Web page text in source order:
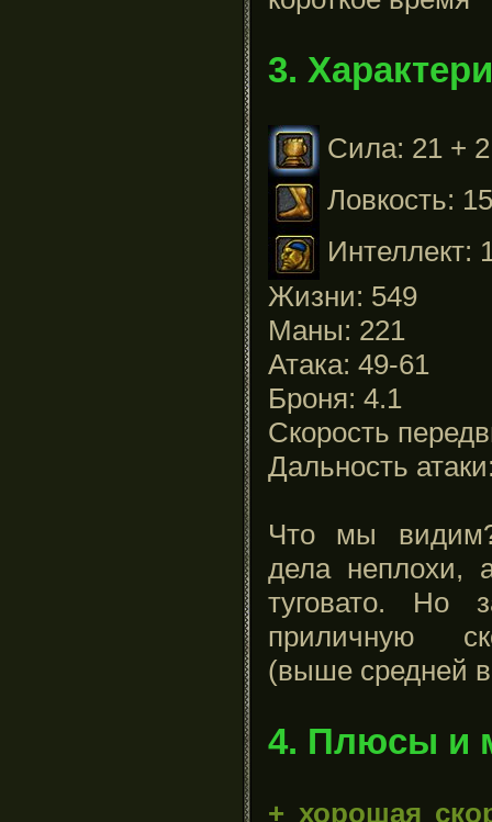
3.
Сила: 21 +
Ловкость:
Интеллект:
Жизни: 549
Маны: 221
Атака: 49-61
Броня: 4.1
Скорость
Дальность
Что мы
дела неплохи,
туговато. Но
приличную
(выше средней
4. Плюсы и
+ хорошая